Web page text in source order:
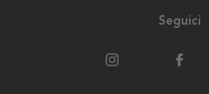
Seguici